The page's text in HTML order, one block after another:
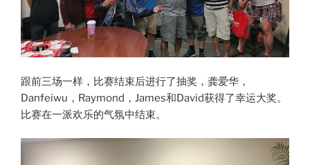
跟前三场一样，比赛结束后进行了抽奖，龚爱华，
Danfeiwu，Raymond，James和David获得了幸运大奖。
比赛在一派欢乐的气氛中结束。